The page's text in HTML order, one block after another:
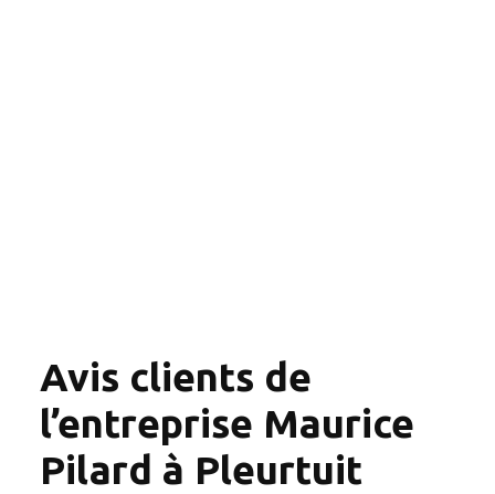
Avis clients de
l’entreprise Maurice
Pilard à Pleurtuit